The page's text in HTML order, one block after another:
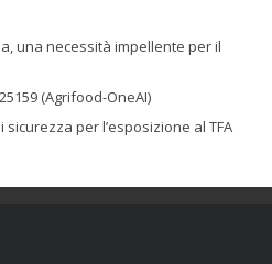
una necessità impellente per il
(Agrifood-OneAI)
sicurezza per l’esposizione al TFA